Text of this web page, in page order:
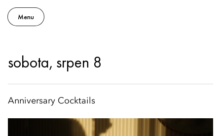
Menu
sobota, srpen 8
Anniversary Cocktails